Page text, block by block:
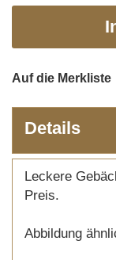
Auf die Merkliste
Details
Leckere
Preis.
Abbildung